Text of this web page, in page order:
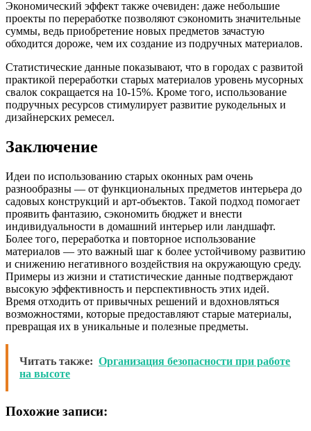
Экономический эффект также очевиден: даже небольшие
проекты по переработке позволяют сэкономить значительные
суммы, ведь приобретение новых предметов зачастую
обходится дороже, чем их создание из подручных материалов.
Статистические данные показывают, что в городах с развитой
практикой переработки старых материалов уровень мусорных
свалок сокращается на 10-15%. Кроме того, использование
подручных ресурсов стимулирует развитие рукодельных и
дизайнерских ремесел.
Заключение
Идеи по использованию старых оконных рам очень
разнообразны — от функциональных предметов интерьера до
садовых конструкций и арт-объектов. Такой подход помогает
проявить фантазию, сэкономить бюджет и внести
индивидуальности в домашний интерьер или ландшафт.
Более того, переработка и повторное использование
материалов — это важный шаг к более устойчивому развитию
и снижению негативного воздействия на окружающую среду.
Примеры из жизни и статистические данные подтверждают
высокую эффективность и перспективность этих идей.
Время отходить от привычных решений и вдохновляться
возможностями, которые предоставляют старые материалы,
превращая их в уникальные и полезные предметы.
Читать также: Организация безопасности при работе
на высоте
Похожие записи: